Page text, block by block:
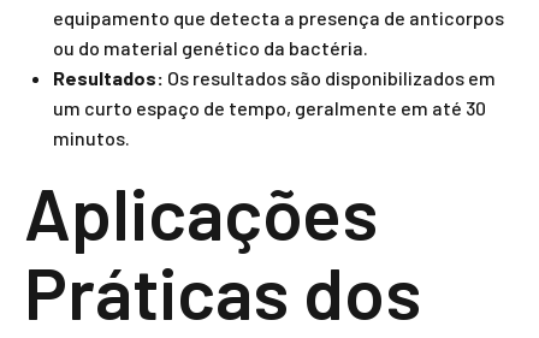
equipamento que detecta a presença de anticorpos
ou do material genético da bactéria.
Resultados: Os resultados são disponibilizados em
um curto espaço de tempo, geralmente em até 30
minutos.
Aplicações
Práticas dos